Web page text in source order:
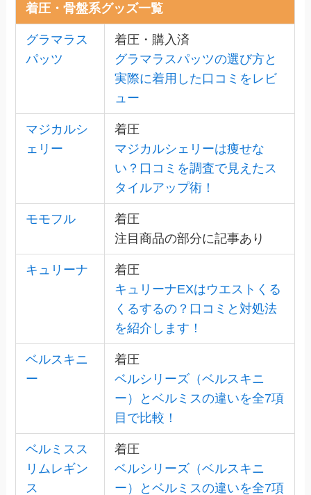
着圧・骨盤系グッズ一覧
グラマラス
パッツ
着圧・購入済
グラマラスパッツの選び方と
実際に着用した口コミをレビ
ュー
マジカルシ
ェリー
着圧
マジカルシェリーは痩せな
い？口コミを調査で見えたス
タイルアップ術！
モモフル
着圧
注目商品の部分に記事あり
キュリーナ
着圧
キュリーナEXはウエストくる
くるするの？口コミと対処法
を紹介します！
ベルスキニ
ー
着圧
ベルシリーズ（ベルスキニ
ー）とベルミスの違いを全7項
目で比較！
ベルミスス
リムレギン
ス
着圧
ベルシリーズ（ベルスキニ
ー）とベルミスの違いを全7項